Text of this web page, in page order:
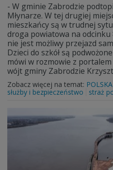
- W gminie Zabrodzie
Młynarze. W tej drugiej
mieszkańcy są w trudnej
droga powiatowa na
nie jest możliwy przejazd
Dzieci do szkół są
mówi w rozmowie z
wójt gminy Zabrodzie
Zobacz więcej na temat: POLSKA
służby i bezpieczeństwo
straż